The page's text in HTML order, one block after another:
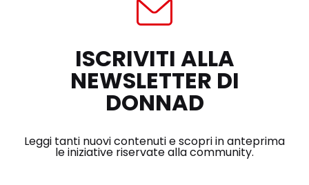
ISCRIVITI ALLA
NEWSLETTER DI
DONNAD
Leggi tanti nuovi contenuti e scopri in anteprima
le iniziative riservate alla community.